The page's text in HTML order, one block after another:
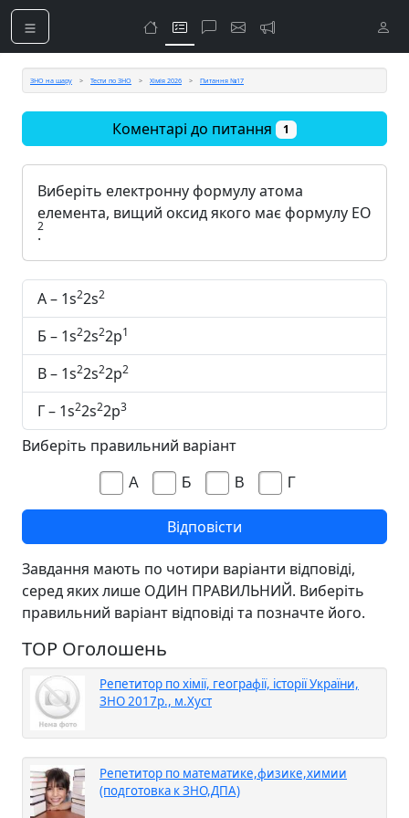
ЗНО на шару Тести по ЗНО Хімія 2026 Питання №17
Коментарі до питання 1
Виберіть електронну формулу атома
елемента, вищий оксид якого має формулу EO
2
.
А – 1s22s2
Б – 1s22s22p1
В – 1s22s22p2
Г – 1s22s22p3
Виберіть правильний варіант
А Б В Г
Завдання мають по чотири варіанти відповіді,
серед яких лише ОДИН ПРАВИЛЬНИЙ. Виберіть
правильний варіант відповіді та позначте його.
TOP Оголошень
Репетитор по хімії, географії, історії України,
ЗНО 2017р., м.Хуст
Репетитор по математике,физике,химии
(подготовка к ЗНО,ДПА)